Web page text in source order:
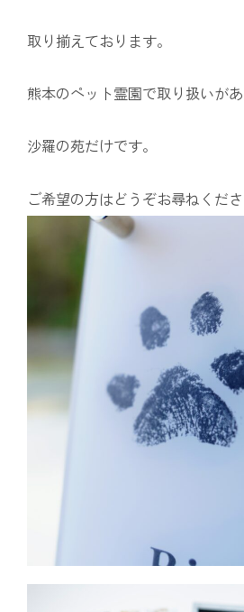
取り揃えております。
熊本のペット霊園で取り扱いが
沙羅の苑だけです。
ご希望の方はどうぞお尋ねくださ